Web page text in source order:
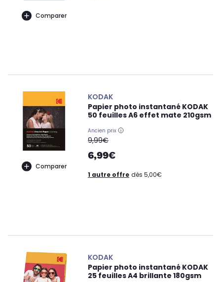
Comparer
Comparer
KODAK
Papier photo instantané KODAK
50 feuilles A6 effet mate 210gsm
Ancien prix
oldPrice
9,99€
6,99€
1 autre offre dès 5,00€
KODAK
Papier photo instantané KODAK
25 feuilles A4 brillante 180gsm